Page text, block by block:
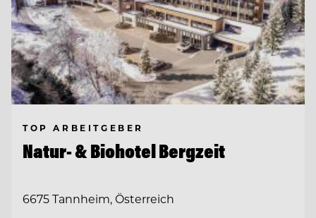
TOP ARBEITGEBER
Natur- & Biohotel Bergzeit
6675 Tannheim, Österreich